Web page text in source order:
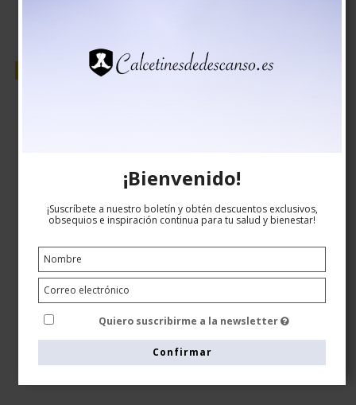
¡Bienvenido!
¡Suscríbete a nuestro boletín y obtén descuentos exclusivos,
obsequios e inspiración continua para tu salud y bienestar!
Quiero suscribirme a la newsletter
Confirmar